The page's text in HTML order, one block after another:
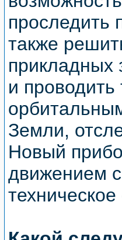
проследить
также
прикладных
и
Земли,
Новый
движением